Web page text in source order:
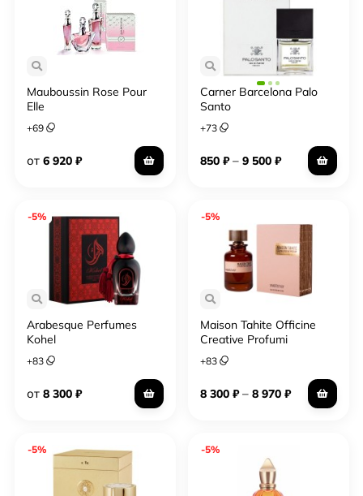
Mauboussin Rose Pour
Elle
+69
от 6 920 ₽
Carner Barcelona Palo
Santo
+73
850 ₽– 9 500 ₽
-5%
Arabesque Perfumes
Kohel
+83
от 8 300 ₽
-5%
Maison Tahite Officine
Creative Profumi
Vanextasy
+83
8 300 ₽– 8 970 ₽
-5% -5%